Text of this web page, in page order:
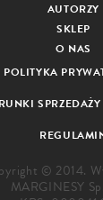
AUTORZY
SKLEP
O NAS
POLITYKA
© 2014.
MARGINESY